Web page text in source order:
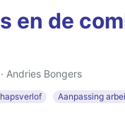
en de
· Andries Bongers
Aanpassing